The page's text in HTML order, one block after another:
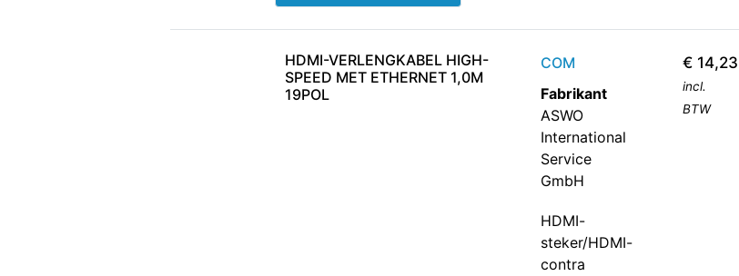
HDMI-VERLENGKABEL HIGH-
SPEED MET ETHERNET 1,0M
19POL
COM
Fabrikant
ASWO
International
Service
GmbH
HDMI-
steker/HDMI-
contra
€ 14,23
incl.
BTW